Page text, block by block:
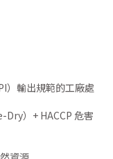
）輸出規範的工廠處
）+ HACCP 危害